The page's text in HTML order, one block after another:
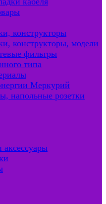
конструкторы
конструкторы, модели
фильтры
типа
Меркурий
напольные розетки